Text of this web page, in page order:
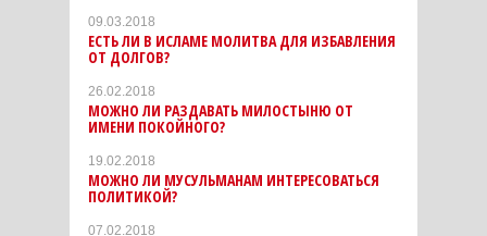
09.03.2018
ЕСТЬ ЛИ В ИСЛАМЕ МОЛИТВА ДЛЯ ИЗБАВЛЕНИЯ
ОТ ДОЛГОВ?
26.02.2018
МОЖНО ЛИ РАЗДАВАТЬ МИЛОСТЫНЮ ОТ
ИМЕНИ ПОКОЙНОГО?
19.02.2018
МОЖНО ЛИ МУСУЛЬМАНАМ ИНТЕРЕСОВАТЬСЯ
ПОЛИТИКОЙ?
07.02.2018